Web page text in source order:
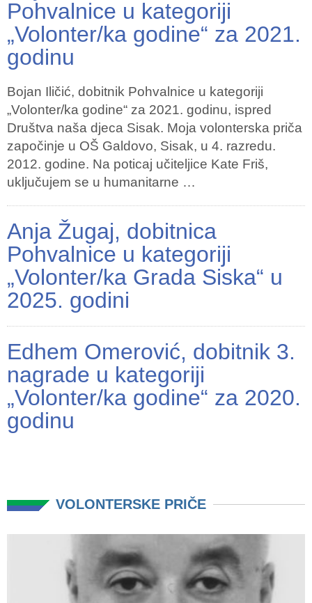
Pohvalnice u kategoriji
„Volonter/ka godine“ za 2021.
godinu
Bojan Iličić, dobitnik Pohvalnice u kategoriji
„Volonter/ka godine“ za 2021. godinu, ispred
Društva naša djeca Sisak. Moja volonterska priča
započinje u OŠ Galdovo, Sisak, u 4. razredu.
2012. godine. Na poticaj učiteljice Kate Friš,
uključujem se u humanitarne …
Anja Žugaj, dobitnica
Pohvalnice u kategoriji
„Volonter/ka Grada Siska“ u
2025. godini
Edhem Omerović, dobitnik 3.
nagrade u kategoriji
„Volonter/ka godine“ za 2020.
godinu
VOLONTERSKE PRIČE